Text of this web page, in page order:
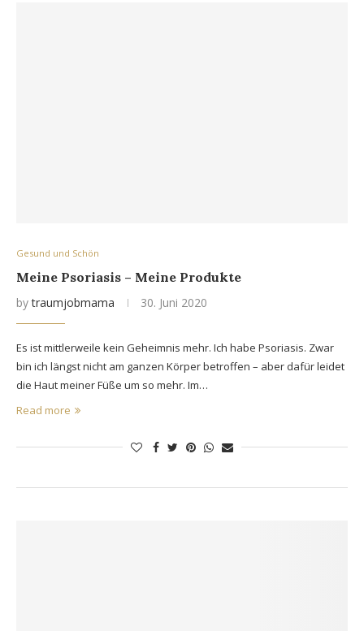
Gesund und Schön
Meine Psoriasis – Meine Produkte
bytraumjobmama 30. Juni 2020
Es ist mittlerweile kein Geheimnis mehr. Ich habe Psoriasis. Zwar
bin ich längst nicht am ganzen Körper betroffen – aber dafür leidet
die Haut meiner Füße um so mehr. Im…
Read more